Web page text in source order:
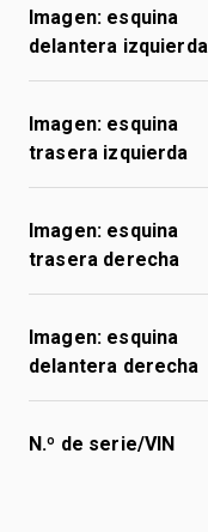
Imagen: esquina
delantera izquierda
Imagen: esquina
trasera izquierda
Imagen: esquina
trasera derecha
Imagen: esquina
delantera derecha
N.º de serie/VIN